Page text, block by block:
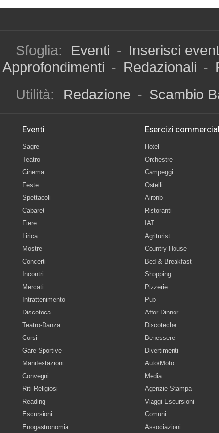
Sfoglia: Eventi - Inserisci
Approfondimenti - Redazionali -
Utilità:
Redazione - Scambio
Eventi
Sagre
Teatro
Cinema
Feste
Spettacoli
Cabaret
Fiere
Lirica
Mostre
Concerti
Incontri
Mercati
Intrattenimento
Discoteca
Teatro-Danza
Corsi
Gare-Sportive
Manifestazioni
Convegni
Riti-Religiosi
Reading
Escursioni
Enogastronomia
Esercizi
Hotel
Orchestre
Campeggi
Ostelli
Airbnb
Ristoranti
IAT
Agriturist
Country House
Bed & Breakfast
Shopping
Pizzerie
Pub
After Dinner
Discoteche
Benessere
Divertimenti
Auto/Moto
Media
Agenzie Stampa
Viaggi Escursioni
Comuni
Associazioni